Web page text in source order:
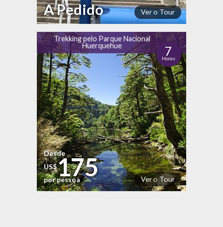
Ver o Tour
A Pedido
Trekking pelo Parque Nacional
Huerquehue
7
Horas
Ver o Tour
Desde
US$175
por pessoa